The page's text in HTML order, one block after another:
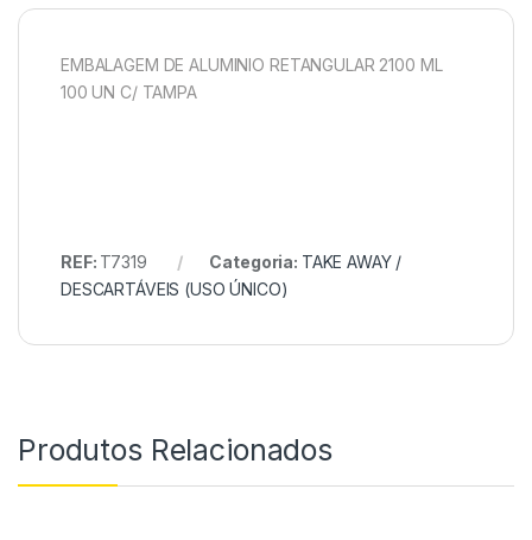
EMBALAGEM DE ALUMINIO RETANGULAR 2100 ML
100 UN C/ TAMPA
REF: T7319 Categoria: TAKE AWAY /
DESCARTÁVEIS (USO ÚNICO)
Produtos Relacionados